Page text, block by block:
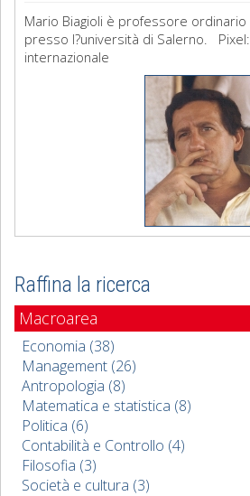
Mario Biagioli è professore ordinario
presso l?università di Salerno.
internazionale
Raffina la ricerca
Macroarea
Economia (38)
Management (26)
Antropologia (8)
Matematica e statistica (8)
Politica (6)
Contabilità e Controllo (4)
Filosofia (3)
Società e cultura (3)